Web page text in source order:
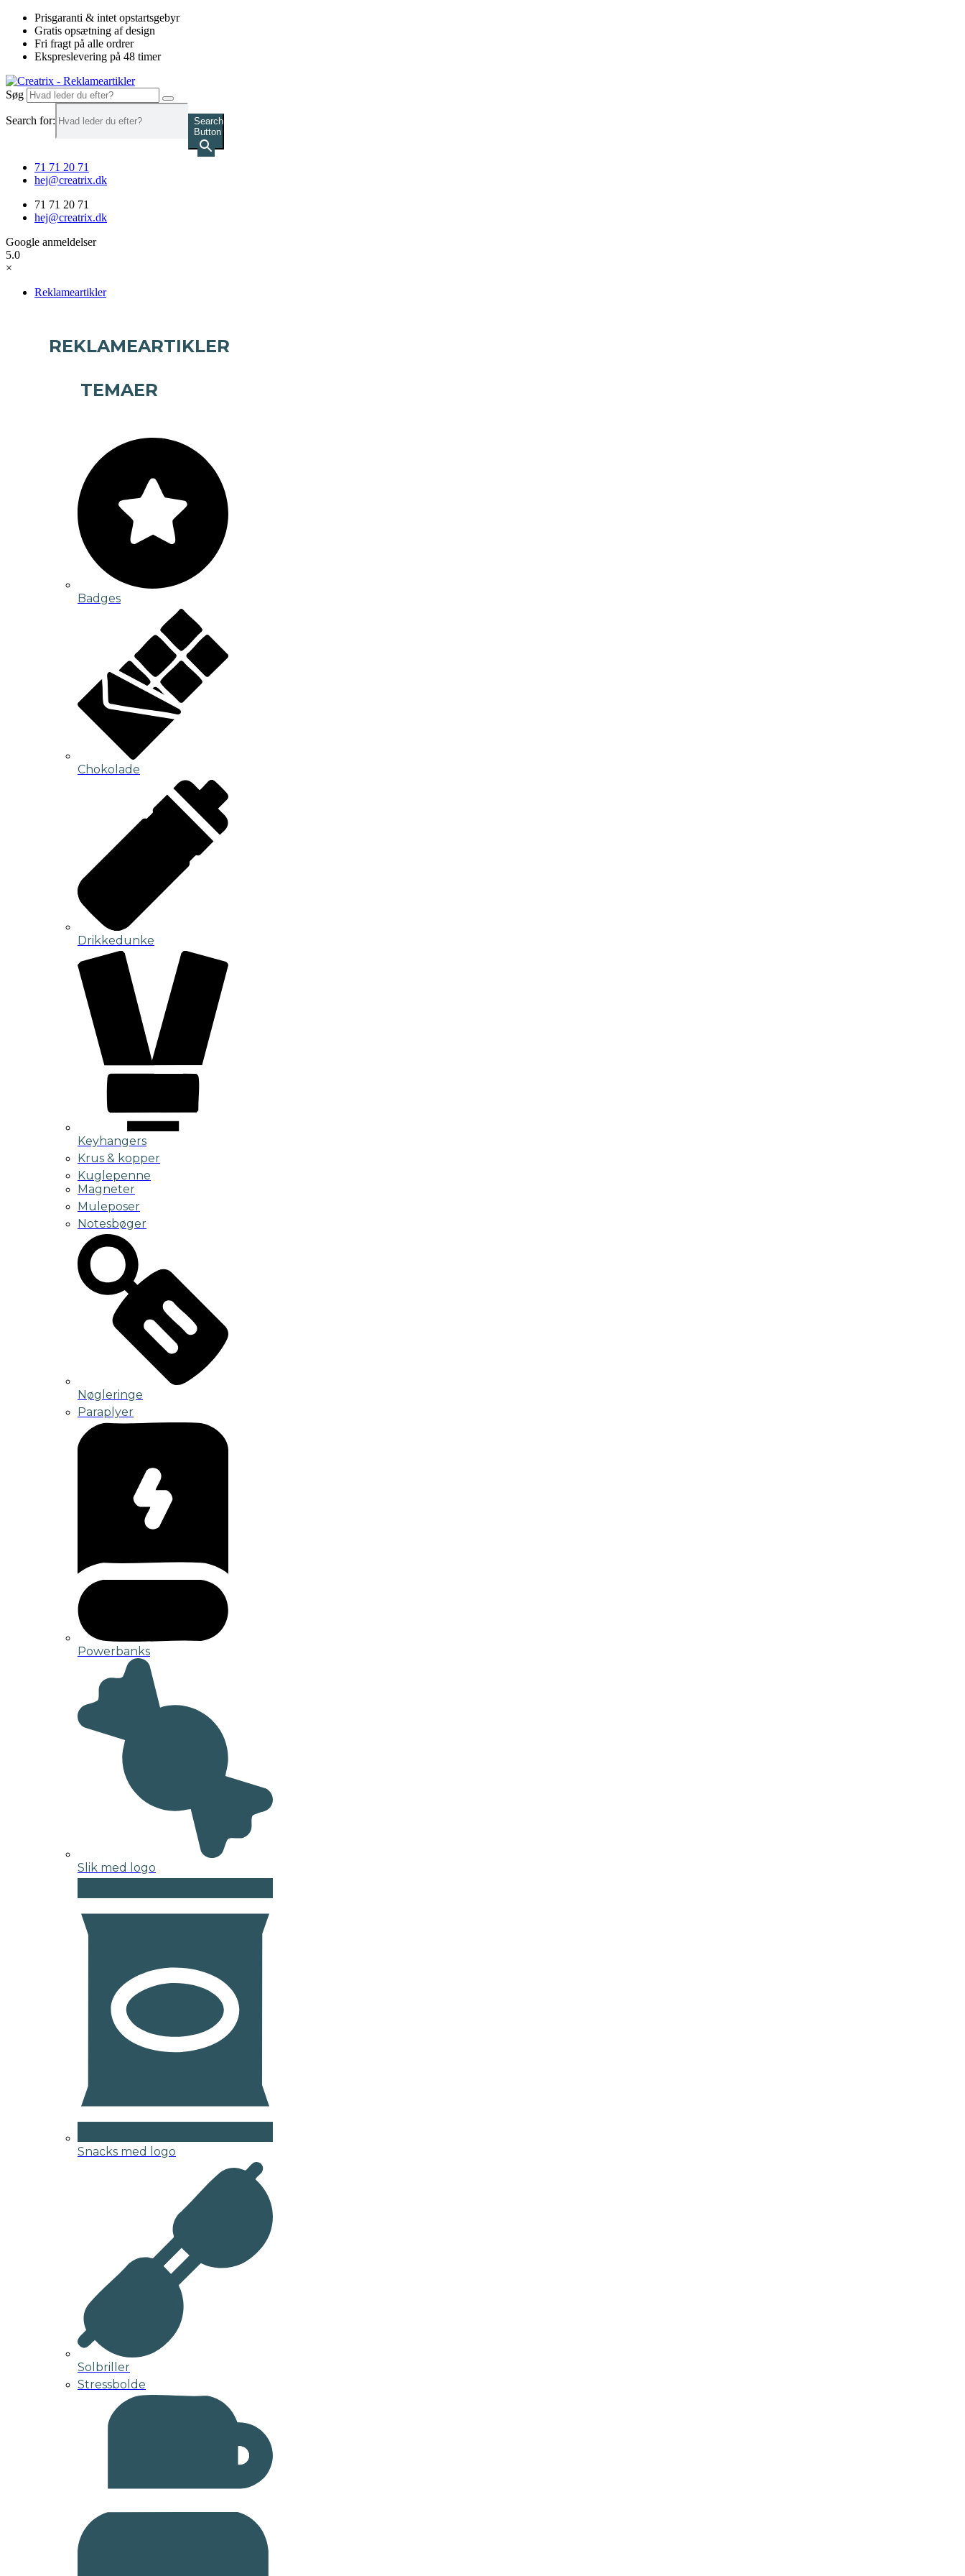
Videre
indhold
Prisgaranti & intet opstartsgebyr
Gratis opsætning af design
Fri fragt på alle ordrer
Ekspreslevering på 48 timer
Søg
Search for:
Search
Button
71 71 20 71
hej@creatrix.dk
71 71 20 71
hej@creatrix.dk
Google anmeldelser
5.0
×
Reklameartikler
REKLAMEARTIKLER
TEMAER
Badges
Chokolade
Drikkedunke
Keyhangers
Krus & kopper
Kuglepenne
Magneter
Muleposer
Notesbøger
Nøgleringe
Paraplyer
Powerbanks
Slik med logo
Snacks med logo
Solbriller
Stressbolde